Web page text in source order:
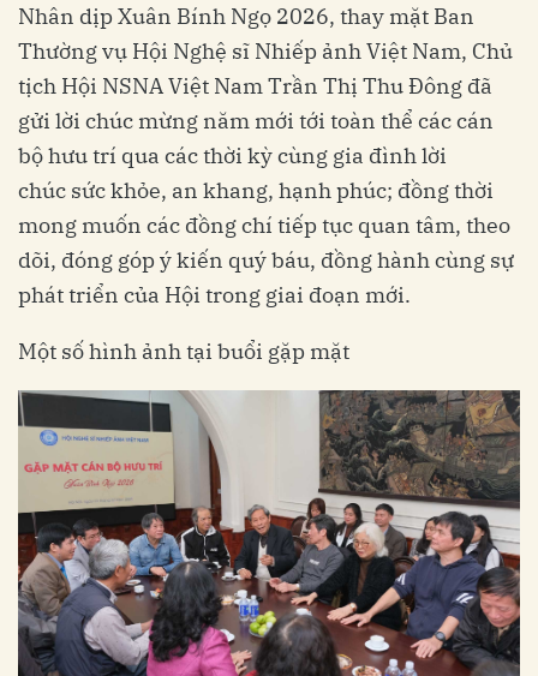
Nhân dịp Xuân Bính Ngọ 2026, thay mặt Ban
Thường vụ Hội Nghệ sĩ Nhiếp ảnh Việt Nam, Chủ
tịch Hội NSNA Việt Nam Trần Thị Thu Đông đã
gửi lời chúc mừng năm mới tới toàn thể các cán
bộ hưu trí qua các thời kỳ cùng gia đình lời
chúc sức khỏe, an khang, hạnh phúc; đồng thời
mong muốn các đồng chí tiếp tục quan tâm, theo
dõi, đóng góp ý kiến quý báu, đồng hành cùng sự
phát triển của Hội trong giai đoạn mới.
Một số hình ảnh tại buổi gặp mặt